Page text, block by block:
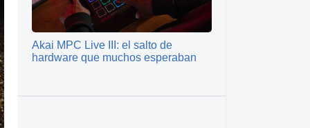
Akai MPC Live III: el salto de
hardware que muchos esperaban